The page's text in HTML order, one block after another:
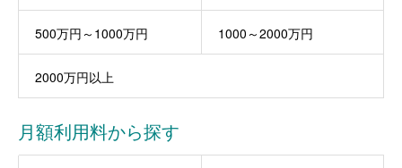
500万円～1000万円 1000～2000万円
2000万円以上
月額利用料から探す